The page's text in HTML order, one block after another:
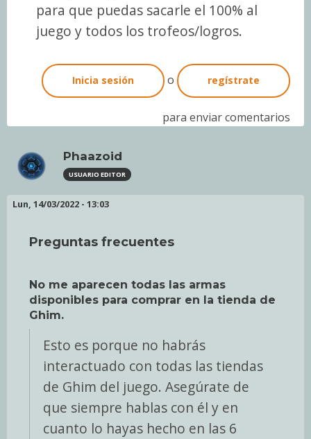
para que puedas sacarle el 100% al
juego y todos los trofeos/logros.
Inicia sesión o regístrate
para enviar comentarios
Phaazoid
USUARIO EDITOR
Lun, 14/03/2022 - 13:03
Preguntas frecuentes
No me aparecen todas las armas
disponibles para comprar en la tienda de
Ghim.
Esto es porque no habrás
interactuado con todas las tiendas
de Ghim del juego. Asegúrate de
que siempre hablas con él y en
cuanto lo hayas hecho en las 6